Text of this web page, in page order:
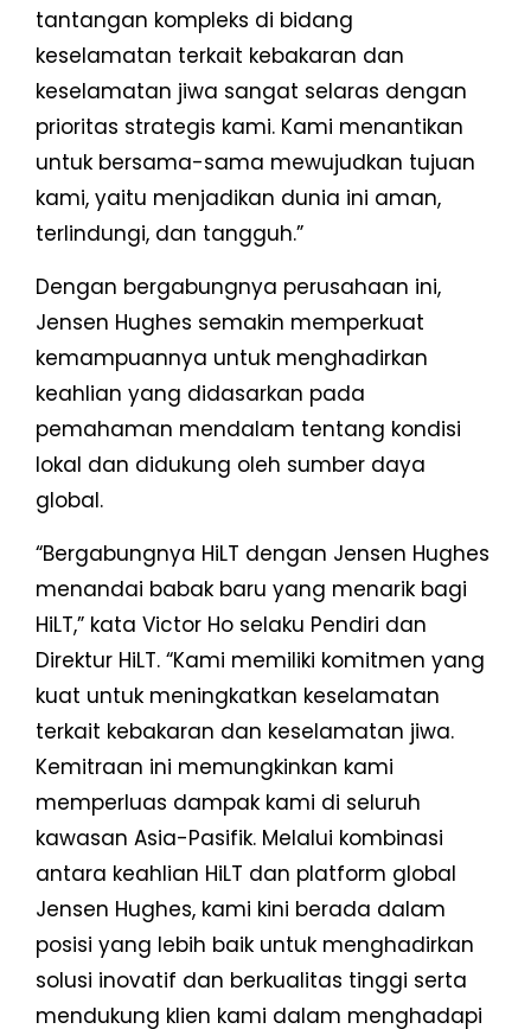
tantangan kompleks di bidang
keselamatan terkait kebakaran dan
keselamatan jiwa sangat selaras dengan
prioritas strategis kami. Kami menantikan
untuk bersama-sama mewujudkan tujuan
kami, yaitu menjadikan dunia ini aman,
terlindungi, dan tangguh.”
Dengan bergabungnya perusahaan ini,
Jensen Hughes semakin memperkuat
kemampuannya untuk menghadirkan
keahlian yang didasarkan pada
pemahaman mendalam tentang kondisi
lokal dan didukung oleh sumber daya
global.
“Bergabungnya HiLT dengan Jensen Hughes
menandai babak baru yang menarik bagi
HiLT,” kata Victor Ho selaku Pendiri dan
Direktur HiLT. “Kami memiliki komitmen yang
kuat untuk meningkatkan keselamatan
terkait kebakaran dan keselamatan jiwa.
Kemitraan ini memungkinkan kami
memperluas dampak kami di seluruh
kawasan Asia-Pasifik. Melalui kombinasi
antara keahlian HiLT dan platform global
Jensen Hughes, kami kini berada dalam
posisi yang lebih baik untuk menghadirkan
solusi inovatif dan berkualitas tinggi serta
mendukung klien kami dalam menghadapi